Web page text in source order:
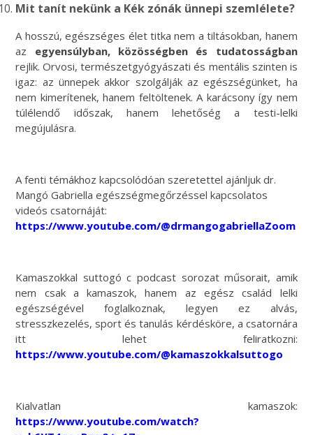
Mit tanít nekünk a Kék zónák ünnepi szemlélete?
A hosszú, egészséges élet titka nem a tiltásokban, hanem
az egyensúlyban, közösségben és tudatosságban
rejlik. Orvosi, természetgyógyászati és mentális szinten is
igaz: az ünnepek akkor szolgálják az egészségünket, ha
nem kimerítenek, hanem feltöltenek. A karácsony így nem
túlélendő időszak, hanem lehetőség a testi-lelki
megújulásra.
A fenti témákhoz kapcsolódóan szeretettel ajánljuk dr.
Mangó Gabriella egészségmegőrzéssel kapcsolatos
videós csatornáját:
https://www.youtube.com/@drmangogabriellaZoom
Kamaszokkal suttogó c podcast sorozat műsorait, amik
nem csak a kamaszok, hanem az egész család lelki
egészségével foglalkoznak, legyen ez alvás,
stresszkezelés, sport és tanulás kérdésköre, a csatornára
itt lehet feliratkozni:
https://www.youtube.com/@kamaszokkalsuttogo
Kialvatlan kamaszok:
https://www.youtube.com/watch?